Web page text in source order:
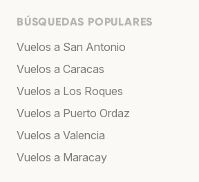
BÚSQUEDAS POPULARES
Vuelos a San Antonio
Vuelos a Caracas
Vuelos a Los Roques
Vuelos a Puerto Ordaz
Vuelos a Valencia
Vuelos a Maracay